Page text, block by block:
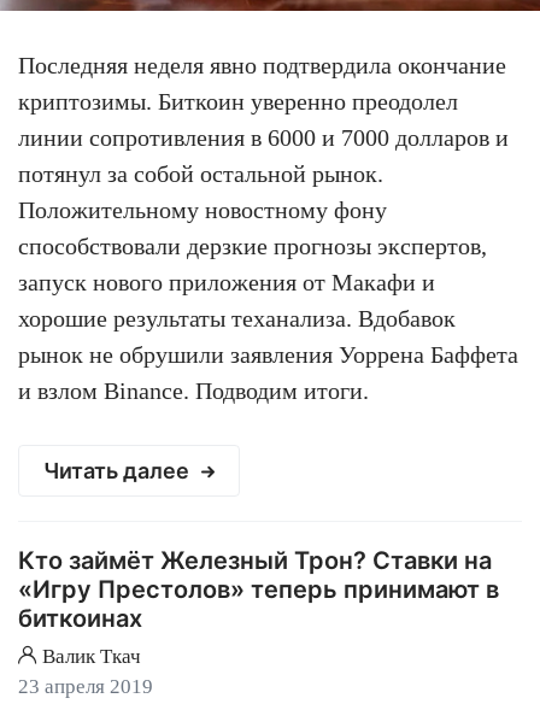
Последняя неделя явно подтвердила окончание
криптозимы. Биткоин уверенно преодолел
линии сопротивления в 6000 и 7000 долларов и
потянул за собой остальной рынок.
Положительному новостному фону
способствовали дерзкие прогнозы экспертов,
запуск нового приложения от Макафи и
хорошие результаты теханализа. Вдобавок
рынок не обрушили заявления Уоррена Баффета
и взлом Binance. Подводим итоги.
Читать далее
Кто займёт Железный Трон? Ставки на
«Игру Престолов» теперь принимают в
биткоинах
Валик Ткач
23 апреля 2019